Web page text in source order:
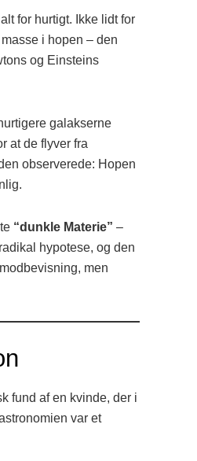
for hurtigt. Ikke lidt for
i hopen – den
og Einsteins
galakserne
at de flyver fra
observerede: Hopen
“dunkle Materie” –
hypotese, og den
men
fund af en kvinde, der i
var et